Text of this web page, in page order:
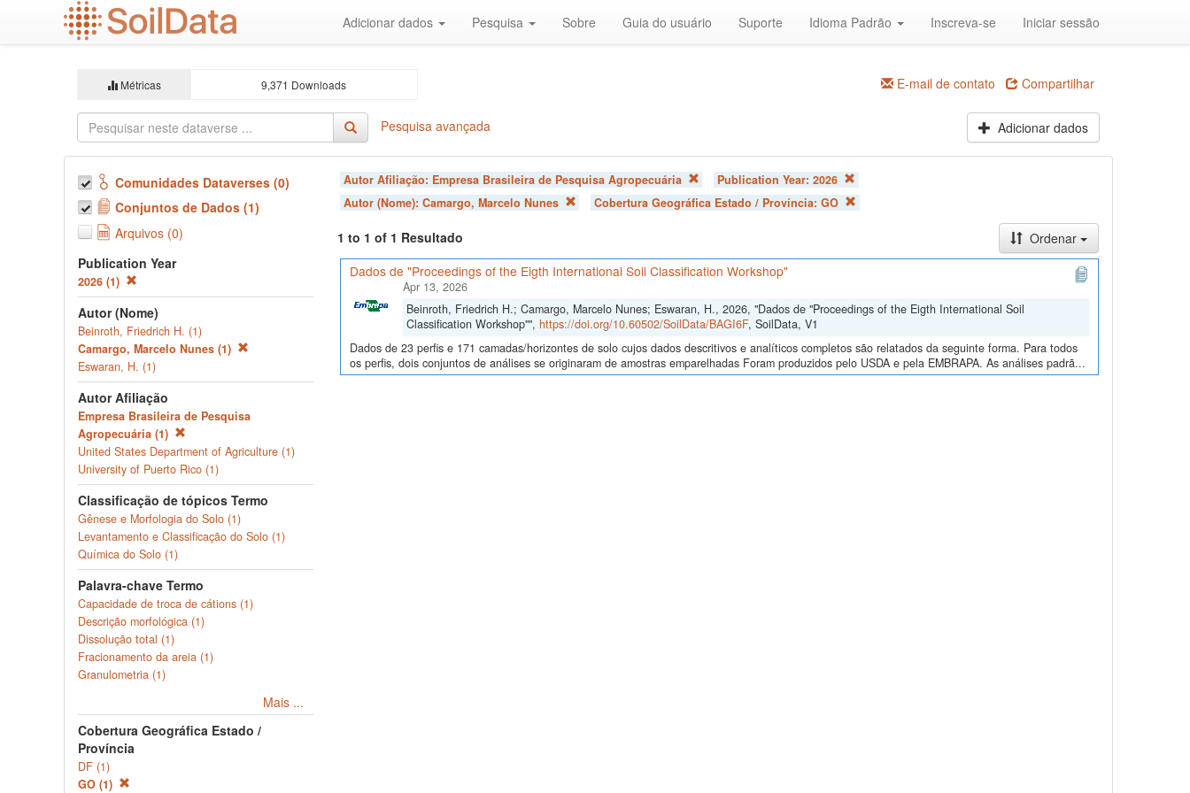
Adicionar dados Pesquisa Sobre Guia do usuário Suporte Idioma Padrão Inscreva-se Iniciar sessão
Métricas 9,371 Downloads E-mail de contato Compartilhar
Pesquisa avançada Adicionar dados
Comunidades Dataverses (0)
Conjuntos de Dados (1)
Arquivos (0)
Publication Year
2026 (1)
Autor (Nome)
Beinroth, Friedrich H. (1)
Camargo, Marcelo Nunes (1)
Eswaran, H. (1)
Autor Afiliação
Empresa Brasileira de Pesquisa
Agropecuária (1)
United States Department of Agriculture (1)
University of Puerto Rico (1)
Classificação de tópicos Termo
Gênese e Morfologia do Solo (1)
Levantamento e Classificação do Solo (1)
Química do Solo (1)
Palavra-chave Termo
Capacidade de troca de cátions (1)
Descrição morfológica (1)
Dissolução total (1)
Fracionamento da areia (1)
Granulometria (1)
Mais ...
Cobertura Geográfica Estado /
Província
DF (1)
GO (1)
Autor Afiliação: Empresa Brasileira de Pesquisa Agropecuária Publication Year: 2026
Autor (Nome): Camargo, Marcelo Nunes Cobertura Geográfica Estado / Província: GO
1 to 1 of 1 Resultado
Ordenar
Dados de "Proceedings of the Eigth International Soil Classification Workshop"
Apr 13, 2026
Beinroth, Friedrich H.; Camargo, Marcelo Nunes; Eswaran, H., 2026, "Dados de "Proceedings of the Eigth International Soil
Classification Workshop"", https://doi.org/10.60502/SoilData/BAGI6F, SoilData, V1
Dados de 23 perfis e 171 camadas/horizontes de solo cujos dados descritivos e analíticos completos são relatados da seguinte forma. Para todos
os perfis, dois conjuntos de análises se originaram de amostras emparelhadas Foram produzidos pelo USDA e pela EMBRAPA. As análises padrã...